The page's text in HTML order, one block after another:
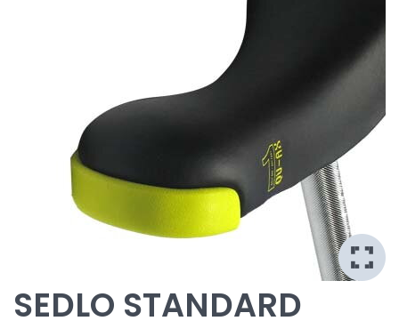
SEDLO STANDARD